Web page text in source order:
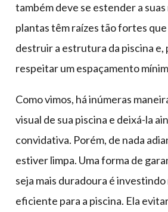
também deve se estender a suas
plantas têm raízes tão fortes que
destruir a estrutura da piscina e,
respeitar um espaçamento
Como vimos, há inúmeras
visual de sua piscina e deixá-la
convidativa. Porém, de nada
estiver limpa. Uma forma de
seja mais duradoura é investindo
eficiente para a piscina. Ela